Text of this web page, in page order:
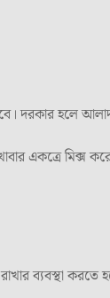
দরকার হলে
একত্রে মিক্স
ব্যবস্থা করতে